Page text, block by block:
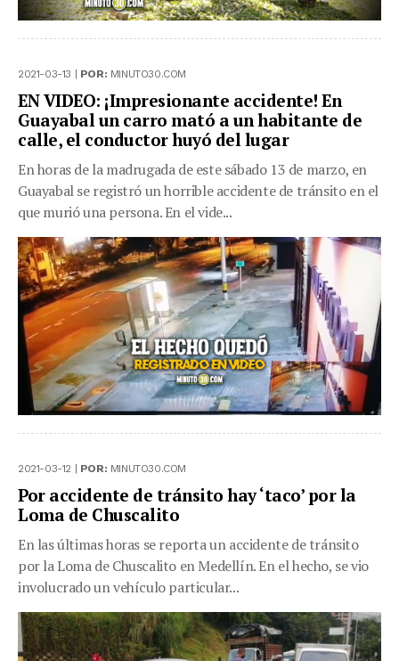
2021-03-13 | POR: MINUTO30.COM
EN VIDEO: ¡Impresionante accidente! En
Guayabal un carro mató a un habitante de
calle, el conductor huyó del lugar
En horas de la madrugada de este sábado 13 de marzo, en
Guayabal se registró un horrible accidente de tránsito en el
que murió una persona. En el vide...
2021-03-12 | POR: MINUTO30.COM
Por accidente de tránsito hay ‘taco’ por la
Loma de Chuscalito
En las últimas horas se reporta un accidente de tránsito
por la Loma de Chuscalito en Medellín. En el hecho, se vio
involucrado un vehículo particular...